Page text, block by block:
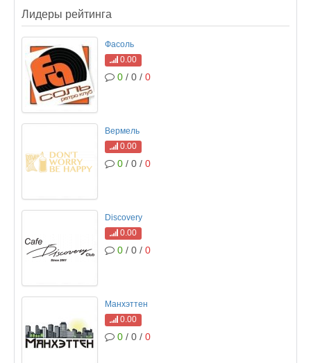
Лидеры рейтинга
Фасоль
0.00
0 / 0 / 0
Вермель
0.00
0 / 0 / 0
Discovery
0.00
0 / 0 / 0
Манхэттен
0.00
0 / 0 / 0